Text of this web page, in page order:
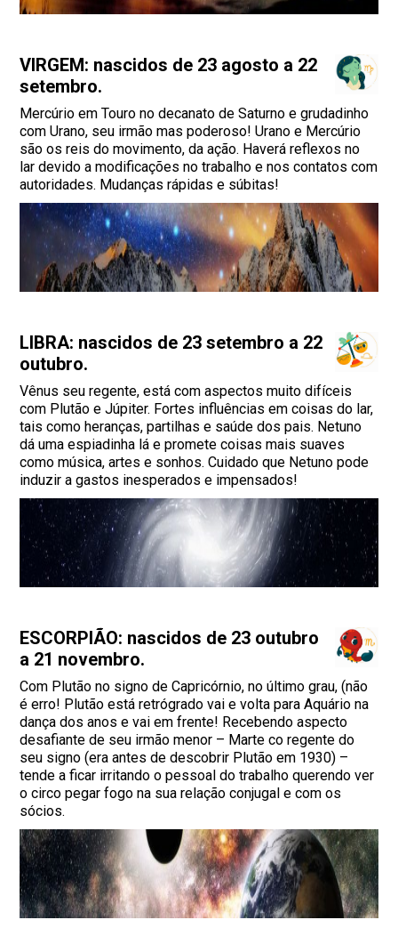
VIRGEM: nascidos de 23 agosto a 22
setembro.
Mercúrio em Touro no decanato de Saturno e grudadinho
com Urano, seu irmão mas poderoso! Urano e Mercúrio
são os reis do movimento, da ação. Haverá reflexos no
lar devido a modificações no trabalho e nos contatos com
autoridades. Mudanças rápidas e súbitas!
LIBRA: nascidos de 23 setembro a 22
outubro.
Vênus seu regente, está com aspectos muito difíceis
com Plutão e Júpiter. Fortes influências em coisas do lar,
tais como heranças, partilhas e saúde dos pais. Netuno
dá uma espiadinha lá e promete coisas mais suaves
como música, artes e sonhos. Cuidado que Netuno pode
induzir a gastos inesperados e impensados!
ESCORPIÃO: nascidos de 23 outubro
a 21 novembro.
Com Plutão no signo de Capricórnio, no último grau, (não
é erro! Plutão está retrógrado vai e volta para Aquário na
dança dos anos e vai em frente! Recebendo aspecto
desafiante de seu irmão menor – Marte co regente do
seu signo (era antes de descobrir Plutão em 1930) –
tende a ficar irritando o pessoal do trabalho querendo ver
o circo pegar fogo na sua relação conjugal e com os
sócios.